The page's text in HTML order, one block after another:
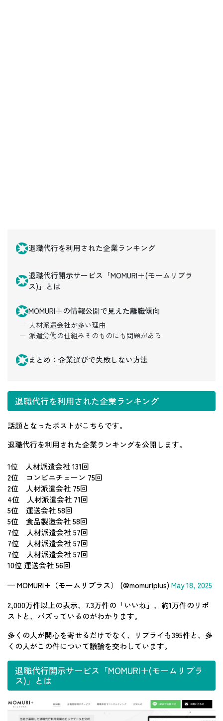
退職代行を利用された企業ランキング
退職代行開示サービス「MOMURI＋(モームリプラ
ス)」とは
MOMURI＋の情報公開で見えた離職傾向
人材派遣会社が多い理由
派遣労働の仕組みそのものにも問題がある
まとめ：企業選びで失敗しない方法
退職代行を利用された企業ランキング
話題となったポストがこちらです。
退職代行を利用された企業ランキングを公開します。
1位 人材派遣会社 131回
2位 コンビニチェーン 75回
2位 人材派遣会社 75回
4位 人材派遣会社 71回
5位 運送会社 58回
5位 食品製造会社 58回
7位 人材派遣会社 57回
7位 人材派遣会社 57回
7位 人材派遣会社 57回
10位 運送会社 56回
— MOMURI+（モームリプラス） (@momuriplus) May 18, 2025
2,000万件以上の表示、7.3万件の「いいね」、約1万件のリポ
ストと、バズっているのがわかります。
多くの人が関心を寄せるだけでなく、リプライも395件と、多
くの人がこの件について議論を交わしています。
退職代行開示サービス「MOMURI＋(モームリプラ
ス)」とは